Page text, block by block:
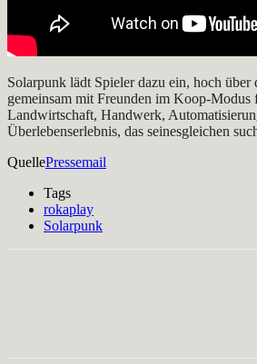
Solarpunk lädt Spieler dazu ein, hoch
gemeinsam mit Freunden im Koop-
Landwirtschaft, Handwerk,
Überlebenserlebnis, das seinesgleichen
QuellePressemail
Tags
rokaplay
Solarpunk